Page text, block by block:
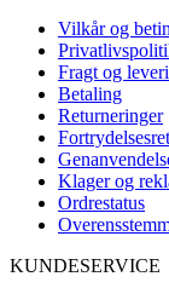
Vilkår og
Fragt og
Betaling
Returneringer
Fortrydelsesret
Klager og
Ordrestatus
KUNDESERVICE